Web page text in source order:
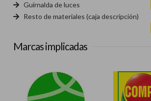
Guirnalda de luces
Resto de materiales (caja descripción)
Marcas implicadas